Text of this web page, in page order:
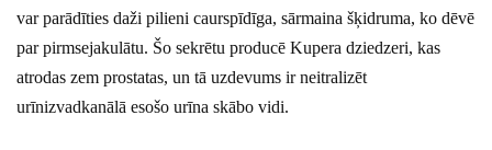
var parādīties daži pilieni caurspīdīga, sārmaina šķidruma, ko dēvē
par pirmsejakulātu. Šo sekrētu producē Kupera dziedzeri, kas
atrodas zem prostatas, un tā uzdevums ir neitralizēt
urīnizvadkanālā esošo urīna skābo vidi.